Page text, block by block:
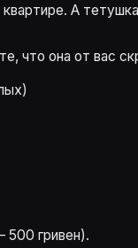
А
что она от вас
500 гривен).